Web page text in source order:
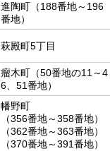
進陶町（188番地～196
番地）
萩殿町5丁目
瘤木町（50番地の11～4
6、51番地）
幡野町
（356番地～358番地）
（362番地～363番地）
（370番地～391番地）